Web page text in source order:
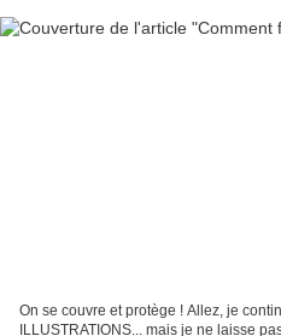
On se couvre et protège ! Allez, je
ILLUSTRATIONS... mais je ne laisse